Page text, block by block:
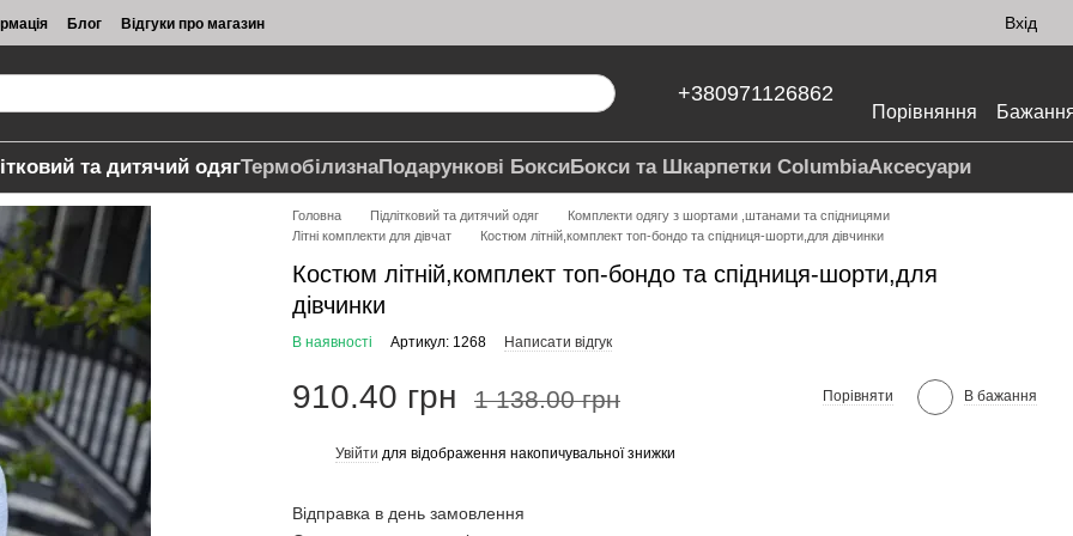
Блог Відгуки про магазин Вхід
+380971126862
Порівняння
та дитячий одягТермобілизнаПодарункові БоксиБокси та Шкарпетки ColumbiaАксесуари
Головна Підлітковий та дитячий одяг
Комплекти одягу з шортами ,штанами та спідницями
Літні комплекти для дівчат
Костюм літній,комплект топ-бондо та спідниця-шорти,для дівчинки
Костюм літній,комплект топ-бондо та спідниця-шорти,для
дівчинки
В наявності Артикул: 1268 Написати відгук
910.40 грн 1 138.00 грн Порівняти В бажання
Увійти для відображення накопичувальної знижки
Відправка в день замовлення